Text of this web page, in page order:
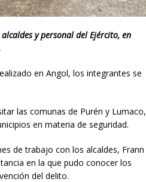
y personal del Ejército, en
en Angol, los integrantes se
las comunas de Purén y Lumaco,
en materia de seguridad.
de trabajo con los alcaldes, Frann
en la que pudo conocer los
del delito.